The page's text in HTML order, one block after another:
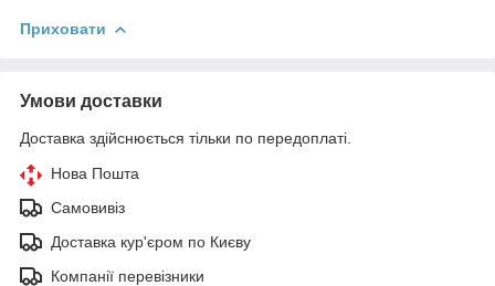
Приховати
Умови доставки
Доставка здійснюється тільки по передоплаті.
Нова Пошта
Самовивіз
Доставка кур'єром по Києву
Компанії перевізники